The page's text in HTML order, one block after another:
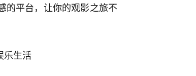
的平台，让你的观影之旅不
乐生活